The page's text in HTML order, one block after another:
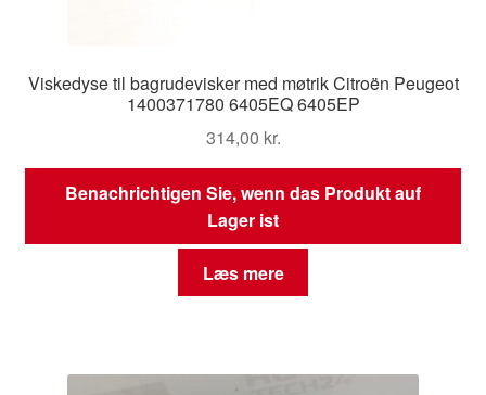
Viskedyse til bagrudevisker med møtrik Citroën Peugeot
1400371780 6405EQ 6405EP
314,00 kr.
Benachrichtigen Sie, wenn das Produkt auf
Lager ist
Læs mere